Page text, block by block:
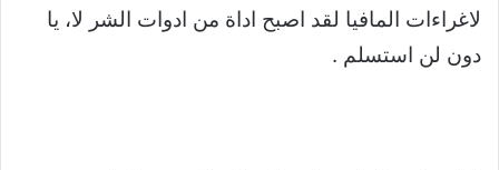
لاغراءات المافيا لقد اصبح اداة من ادوات الشر لا، يا
دون لن استسلم .